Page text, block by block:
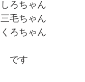
しろちゃん
三毛ちゃん
くろちゃん
です